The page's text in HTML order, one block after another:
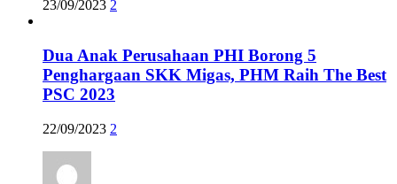
23/09/2023 2
Dua Anak Perusahaan PHI Borong 5
Penghargaan SKK Migas, PHM Raih The Best
PSC 2023
22/09/2023 2